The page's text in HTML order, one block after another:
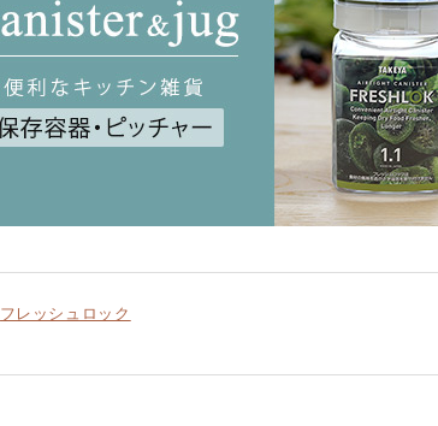
フレッシュロック